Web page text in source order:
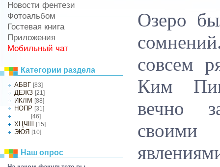
Новости фентези
Фотоальбом
Гостевая книга
Приложения
Мобильный чат
Категории раздела
АБВГ [83]
ДЕЖЗ [21]
ИКЛМ [88]
НОПР [31]
[46]
ХЦЧШ [15]
ЭЮЯ [10]
Наш опрос
Озеро
совсем
Ким
вечно